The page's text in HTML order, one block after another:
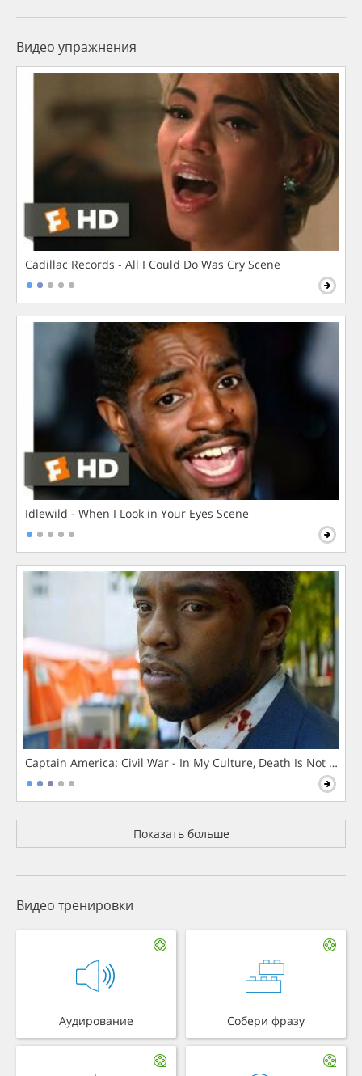
Видео упражнения
Cadillac Records - All I Could Do Was Cry Scene
Idlewild - When I Look in Your Eyes Scene
Captain America: Civil War - In My Culture, Death Is Not The
Показать больше
Видео тренировки
Аудирование Собери фразу